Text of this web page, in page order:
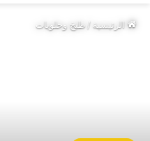
الرئيسية/طبخ وحلويات